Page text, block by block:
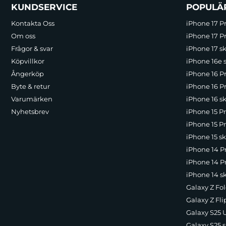
Sidfot Blandad info och länkar
KUNDSERVICE
Kontakta Oss
Om oss
Frågor & svar
Köpvillkor
Ångerköp
Byte & retur
Varumärken
Nyhetsbrev
iPhone 17
iPhone 17
iPhone 17
iPhone 16e
iPhone 16
iPhone 16
iPhone 16
iPhone 15
iPhone 15
iPhone 15
iPhone 14
iPhone 14
iPhone 14
Galaxy Z
Galaxy Z
Galaxy S25